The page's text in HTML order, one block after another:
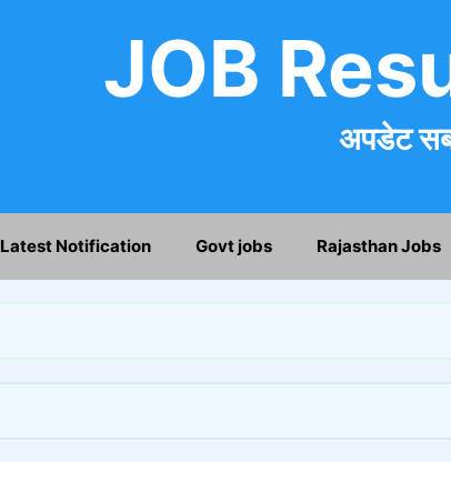
JOB
अपडेट
Latest Notification Govt jobs Rajasthan Jobs